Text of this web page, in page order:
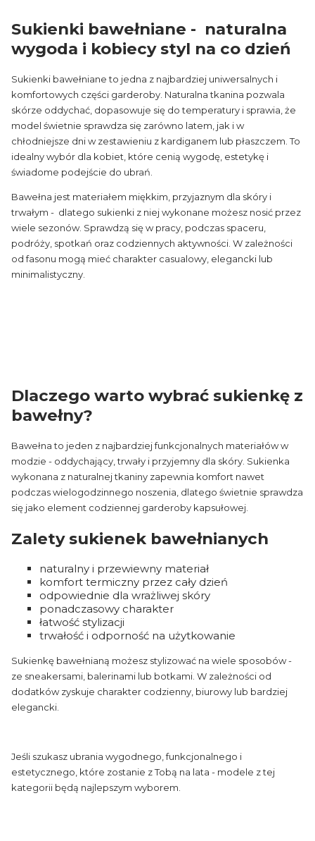
Sukienki bawełniane - naturalna
wygoda i kobiecy styl na co dzień
Sukienki bawełniane to jedna z najbardziej uniwersalnych i
komfortowych części garderoby. Naturalna tkanina pozwala
skórze oddychać, dopasowuje się do temperatury i sprawia, że
model świetnie sprawdza się zarówno latem, jak i w
chłodniejsze dni w zestawieniu z kardiganem lub płaszczem. To
idealny wybór dla kobiet, które cenią wygodę, estetykę i
świadome podejście do ubrań.
Bawełna jest materiałem miękkim, przyjaznym dla skóry i
trwałym - dlatego sukienki z niej wykonane możesz nosić przez
wiele sezonów. Sprawdzą się w pracy, podczas spaceru,
podróży, spotkań oraz codziennych aktywności. W zależności
od fasonu mogą mieć charakter casualowy, elegancki lub
minimalistyczny.
Dlaczego warto wybrać sukienkę z
bawełny?
Bawełna to jeden z najbardziej funkcjonalnych materiałów w
modzie - oddychający, trwały i przyjemny dla skóry. Sukienka
wykonana z naturalnej tkaniny zapewnia komfort nawet
podczas wielogodzinnego noszenia, dlatego świetnie sprawdza
się jako element codziennej garderoby kapsułowej.
Zalety sukienek bawełnianych
naturalny i przewiewny materiał
komfort termiczny przez cały dzień
odpowiednie dla wrażliwej skóry
ponadczasowy charakter
łatwość stylizacji
trwałość i odporność na użytkowanie
Sukienkę bawełnianą możesz stylizować na wiele sposobów -
ze sneakersami, balerinami lub botkami. W zależności od
dodatków zyskuje charakter codzienny, biurowy lub bardziej
elegancki.
Jeśli szukasz ubrania wygodnego, funkcjonalnego i
estetycznego, które zostanie z Tobą na lata - modele z tej
kategorii będą najlepszym wyborem.